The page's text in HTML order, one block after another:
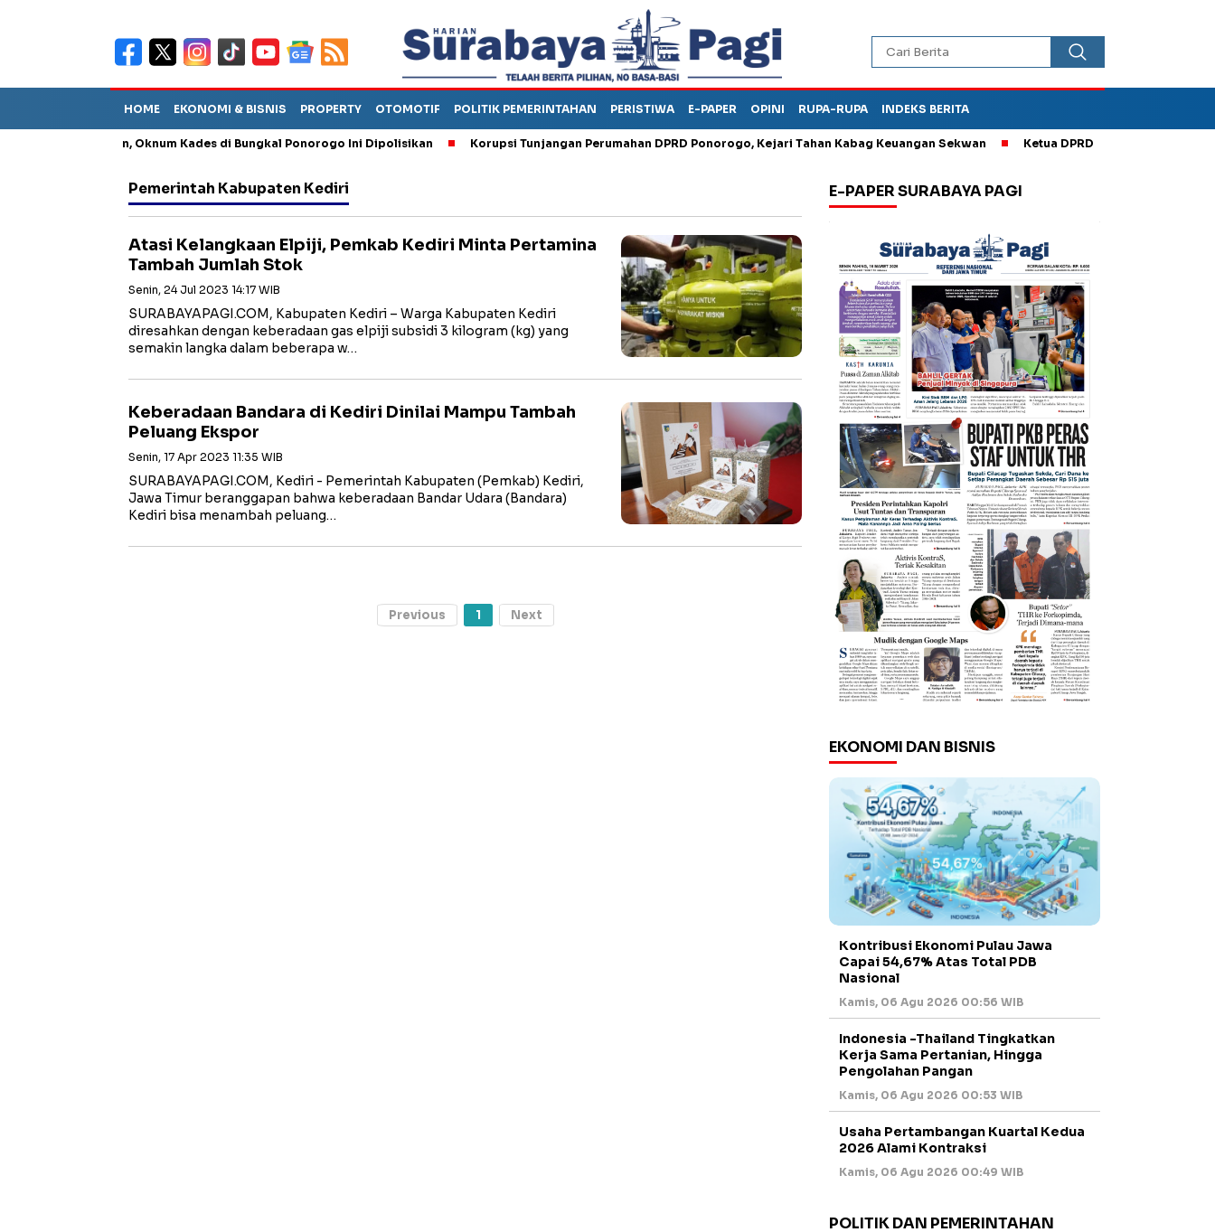
HOME EKONOMI & BISNIS PROPERTY OTOMOTIF POLITIK PEMERINTAHAN PERISTIWA E-PAPER OPINI RUPA-RUPA INDEKS BERITA
Penganiayaan, Oknum Kades di Bungkal Ponorogo Ini Dipolisikan Korupsi Tunjangan Perumahan DPRD Ponorogo, Kejari Tahan Kabag Keuangan Sekwan Ketua DPRD Kota Madiun Sebut TPA
Pemerintah Kabupaten Kediri
Atasi Kelangkaan Elpiji, Pemkab Kediri Minta Pertamina
Tambah Jumlah Stok
Senin, 24 Jul 2023 14:17 WIB
SURABAYAPAGI.COM, Kabupaten Kediri – Warga Kabupaten Kediri
diresahkan dengan keberadaan gas elpiji subsidi 3 kilogram (kg) yang
semakin langka dalam beberapa w…
Keberadaan Bandara di Kediri Dinilai Mampu Tambah
Peluang Ekspor
Senin, 17 Apr 2023 11:35 WIB
SURABAYAPAGI.COM, Kediri - Pemerintah Kabupaten (Pemkab) Kediri,
Jawa Timur beranggapan bahwa keberadaan Bandar Udara (Bandara)
Kediri bisa menambah peluang…
Previous 1 Next
E-PAPER SURABAYA PAGI
EKONOMI DAN BISNIS
Kontribusi Ekonomi Pulau Jawa
Capai 54,67% Atas Total PDB
Nasional
Kamis, 06 Agu 2026 00:56 WIB
Indonesia -Thailand Tingkatkan
Kerja Sama Pertanian, Hingga
Pengolahan Pangan
Kamis, 06 Agu 2026 00:53 WIB
Usaha Pertambangan Kuartal Kedua
2026 Alami Kontraksi
Kamis, 06 Agu 2026 00:49 WIB
POLITIK DAN PEMERINTAHAN